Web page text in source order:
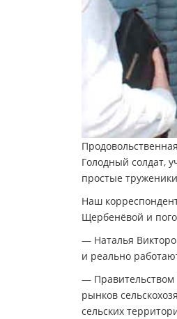
Голодный солдат,
простые
Наш
Щербенёвой и
— Наталья
и реально
— Правительством
рынков
сельских